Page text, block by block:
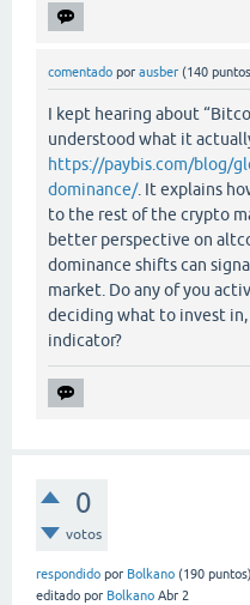
comentado por ausber (140
I kept hearing about
understood what it
https://paybis.com/blog/
dominance/. It explains
to the rest of the crypto
better perspective on
dominance shifts can
market. Do any of you
deciding what to invest
indicator?
0
votos
respondido por Bolkano (190 puntos)
editado por Bolkano Abr 2